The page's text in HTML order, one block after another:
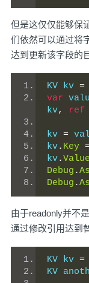
但是这仅仅能够保
们依然可以通过将
达到更新该字段的
KV kv =
var
kv, ref
kv =
kv. Key
kv.Value
Debug .
Debug .
由于readonly并不
通过修改引用达到
KV kv =
KV